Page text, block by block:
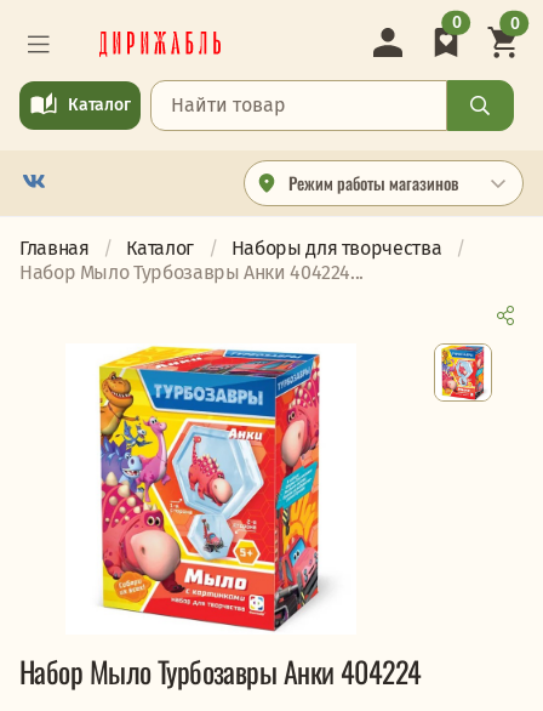
Режим работы магазинов
Каталог
0 0
Главная Каталог
Наборы для творчества
Набор Мыло Турбозавры Анки 404224...
Набор Мыло Турбозавры Анки 404224